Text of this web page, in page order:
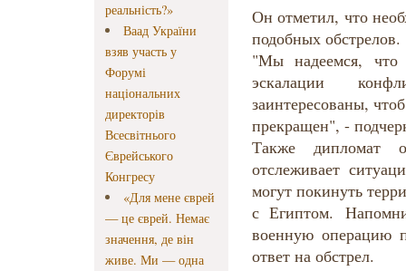
реальність?»
Ваад України
взяв участь у
Форумі
національних
директорів
Всесвітнього
Єврейського
Конгресу
«Для мене єврей
— це єврей. Немає
значення, де він
живе. Ми — одна
Он отметил, что
подобных обстрелов.
"Мы надеемся, что
эскалации
заинтересованы,
прекращен", -
Также дипломат
отслеживает
могут покинуть
с Египтом.
военную операцию
ответ на обстрел.